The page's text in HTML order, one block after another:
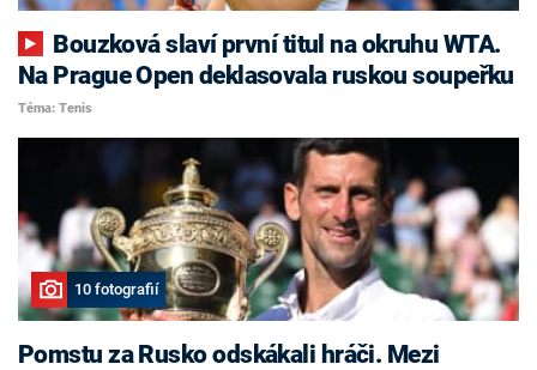
Na Prague Open deklasovala ruskou soupeřku
Téma: Tenis
10 fotografií
Pomstu za Rusko odskákali hráči. Mezi